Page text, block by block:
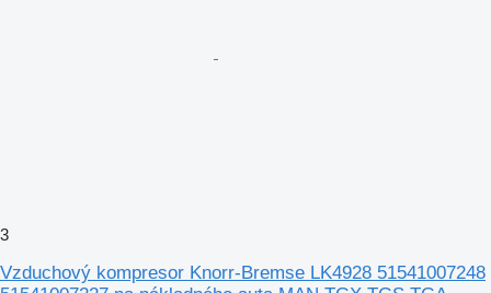
3
Vzduchový kompresor Knorr-Bremse LK4928 51541007248